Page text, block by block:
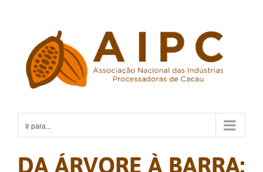
conteúdo
Ir para...
DA ÁRVORE À BARRA: